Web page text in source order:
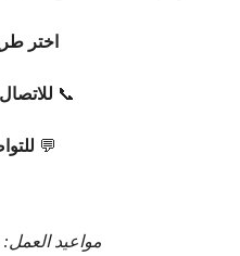
اختر
📞
💬
مواعيد العمل: يوميًا من